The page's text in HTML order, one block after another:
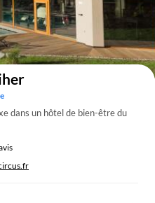
Voir sur la carte
dans un hôtel de bien-être du